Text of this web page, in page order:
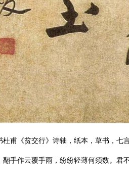
杜甫《贫交行》诗轴，纸本，草书，七
翻手作云覆手雨，纷纷轻薄何须数。君